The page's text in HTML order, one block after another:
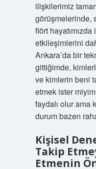
ilişkilerimiz
görüşmelerinde,
flört
etkileşimlerini
Ankara’da bir
gittiğimde,
ve kimlerin beni
etmek ister
faydalı olur ama
durum bazen
Kişisel
Takip
Etmenin